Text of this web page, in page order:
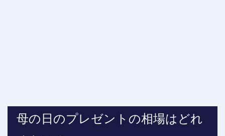
母の日のプレゼントの相場はどれ